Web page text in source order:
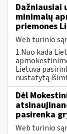
Dažniausiai
minimalų
priemones
Web turinio
1.Nuo kada
Lietuva
nustatytą
Dėl
pasirenka
Web turinio